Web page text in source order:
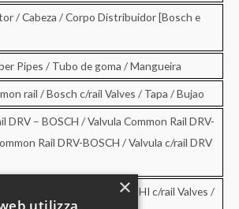
/ Cabeza / Corpo Distribuidor [Bosch e
Pipes / Tubo de goma / Mangueira
rail / Bosch c/rail Valves / Tapa / Bujao
DRV – BOSCH / Valvula Common Rail DRV-
Rail DRV-BOSCH / Valvula c/rail DRV
DRV – DELPHI / DRV-DELPHI c/rail Valves /
×